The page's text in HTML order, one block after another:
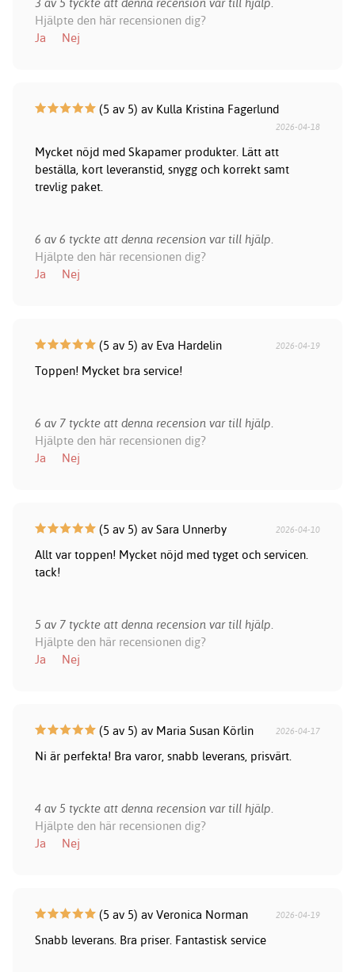
3 av 5 tyckte att denna recension var till hjälp.
Hjälpte den här recensionen dig?
Ja
Nej
(5 av 5) av Kulla Kristina Fagerlund
2026-04-18
Mycket nöjd med Skapamer produkter. Lätt att
beställa, kort leveranstid, snygg och korrekt samt
trevlig paket.
6 av 6 tyckte att denna recension var till hjälp.
Hjälpte den här recensionen dig?
Ja
Nej
(5 av 5) av Eva Hardelin 2026-04-19
Toppen! Mycket bra service!
6 av 7 tyckte att denna recension var till hjälp.
Hjälpte den här recensionen dig?
Ja
Nej
(5 av 5) av Sara Unnerby 2026-04-10
Allt var toppen! Mycket nöjd med tyget och servicen.
tack!
5 av 7 tyckte att denna recension var till hjälp.
Hjälpte den här recensionen dig?
Ja
Nej
(5 av 5) av Maria Susan Körlin 2026-04-17
Ni är perfekta! Bra varor, snabb leverans, prisvärt.
4 av 5 tyckte att denna recension var till hjälp.
Hjälpte den här recensionen dig?
Ja
Nej
(5 av 5) av Veronica Norman 2026-04-19
Snabb leverans. Bra priser. Fantastisk service